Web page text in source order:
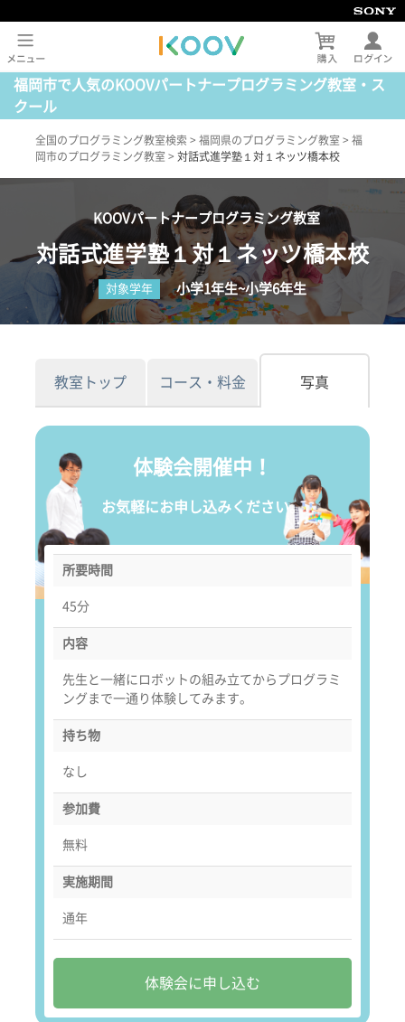
福岡市で人気のKOOVパートナープログラミング教室・ス
クール
全国のプログラミング教室検索 > 福岡県のプログラミング教室 > 福
岡市のプログラミング教室 > 対話式進学塾１対１ネッツ橋本校
KOOVパートナープログラミング教室
対話式進学塾１対１ネッツ橋本校
対象学年 小学1年生~小学6年生
教室トップ コース・料金 写真
体験会開催中！
お気軽にお申し込みください。
所要時間
45分
内容
先生と一緒にロボットの組み立てからプログラミ
ングまで一通り体験してみます。
持ち物
なし
参加費
無料
実施期間
通年
体験会に申し込む